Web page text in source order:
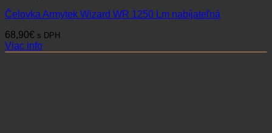
Čelovka Armytek Wizard WR 1250 Lm nabíjateľná
68,90€ s DPH
Viac info